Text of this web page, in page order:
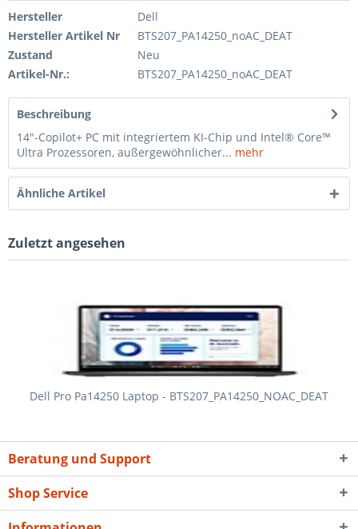
Hersteller
Dell
Hersteller Artikel Nr
BTS207_PA14250_noAC_DEAT
Zustand
Neu
Artikel-Nr.:
BTS207_PA14250_noAC_DEAT
Beschreibung
14"-Copilot+ PC mit integriertem KI-Chip und Intel® Core™
Ultra Prozessoren, außergewöhnlicher... mehr
Ähnliche Artikel
Zuletzt angesehen
Dell Pro Pa14250 Laptop - BTS207_PA14250_NOAC_DEAT
Beratung und Support
Shop Service